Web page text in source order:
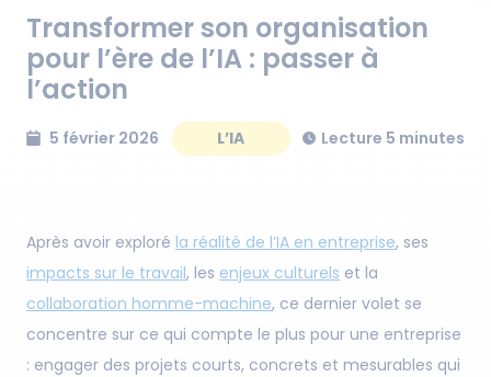
Transformer son organisation
pour l’ère de l’IA : passer à
l’action
5 février 2026 L’IA Lecture 5 minutes
Après avoir exploré la réalité de l’IA en entreprise, ses
impacts sur le travail, les enjeux culturels et la
collaboration homme-machine, ce dernier volet se
concentre sur ce qui compte le plus pour une entreprise
: engager des projets courts, concrets et mesurables qui